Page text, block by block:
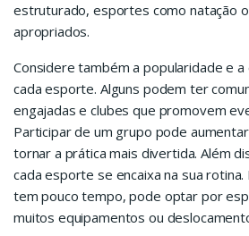
estruturado, esportes como natação
apropriados.
Considere também a popularidade e
cada esporte. Alguns podem ter
engajadas e clubes que promovem
Participar de um grupo pode
tornar a prática mais divertida. Além
cada esporte se encaixa na sua
tem pouco tempo, pode optar por
muitos equipamentos ou